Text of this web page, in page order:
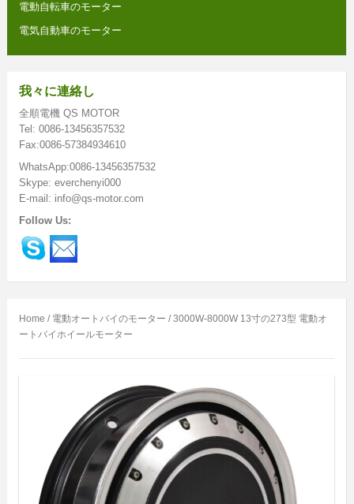
電動自転車のモーター
電気自動車のモーター
我々に連絡し
全順電機 QS MOTOR
Tel: 0086-13456357532
Fax:0086-57384934610
WhatsApp:0086-13456357532
Skype: everchenyi000
E-mail: info@qs-motor.com
Follow Us:
Home / 電動オートバイのモーター / 3000W-8000W 13寸の273型 電動オ
ートバイホイールモーター